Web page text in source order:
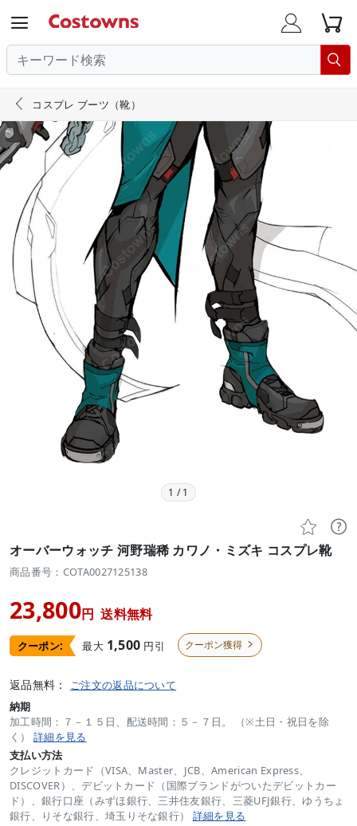
  

 コスプレ ブーツ（靴）
1 /1
 
オーバーウォッチ 河野瑞稀 カワノ・ミズキ コスプレ靴
商品番号：COTA0027125138
23,800円 送料無料
クーポン: 最大 1,500 円引 クーポン獲得 
返品無料： ご注文の返品について
納期
加工時間：７－１５日、配送時間：５－７日。 （※土日・祝日を除
く） 詳細を見る
支払い方法
クレジットカード（VISA、Master、JCB、American Express、
DISCOVER）、デビットカード（国際ブランドがついたデビットカー
ド）、銀行口座（みずほ銀行、三井住友銀行、三菱UFJ銀行、ゆうちょ
銀行、りそな銀行、埼玉りそな銀行） 詳細を見る